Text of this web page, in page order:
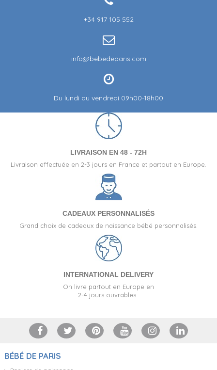
+34 917 105 552
info@bebedeparis.com
Du lundi au vendredi 09h00-18h00
LIVRAISON EN 48 - 72H
Livraison effectuée en 2-3 jours en France et partout en Europe.
CADEAUX PERSONNALISÉS
Grand choix de cadeaux de naissance bébé personnalisés.
INTERNATIONAL DELIVERY
On livre partout en Europe en
2-4 jours ouvrables..
BÉBÉ DE PARIS